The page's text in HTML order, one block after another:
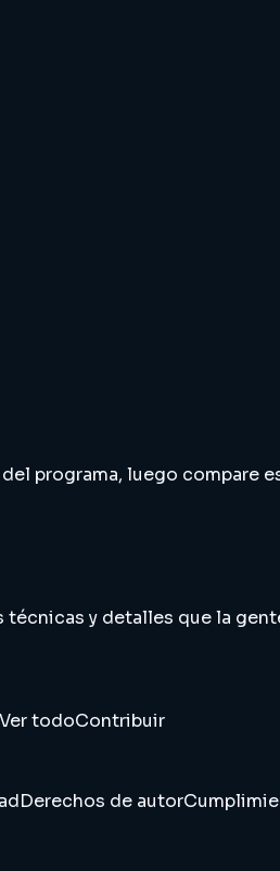
programa, luego
y detalles que la
Ver todoContribuir
Derechos de autor